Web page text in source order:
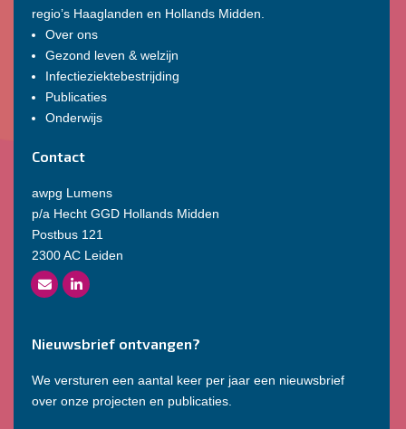
regio’s Haaglanden en Hollands Midden.
Over ons
Gezond leven & welzijn
Infectieziektebestrijding
Publicaties
Onderwijs
Contact
awpg Lumens
p/a Hecht GGD Hollands Midden
Postbus 121
2300 AC Leiden
Nieuwsbrief ontvangen?
We versturen een aantal keer per jaar een nieuwsbrief
over onze projecten en publicaties.